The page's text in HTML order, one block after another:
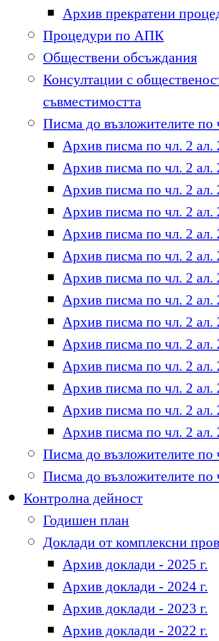
Архив прекратени
Процедури по АПК
Обществени обсъждания
Консултации с
съвместимостта
Писма до възложителите по
Архив писма по чл. 2 ал.
Архив писма по чл. 2 ал.
Архив писма по чл. 2 ал.
Архив писма по чл. 2 ал.
Архив писма по чл. 2 ал.
Архив писма по чл. 2 ал.
Архив писма по чл. 2 ал.
Архив писма по чл. 2 ал.
Архив писма по чл. 2 ал.
Архив писма по чл. 2 ал.
Архив писма по чл. 2 ал.
Архив писма по чл. 2 ал.
Архив писма по чл. 2 ал.
Архив писма по чл. 2 ал.
Писма до възложителите по
Писма до възложителите по
Контролна дейност
Годишен план
Доклади от комплексни
Архив доклади - 2025 г.
Архив доклади - 2024 г.
Архив доклади - 2023 г.
Архив доклади - 2022 г.